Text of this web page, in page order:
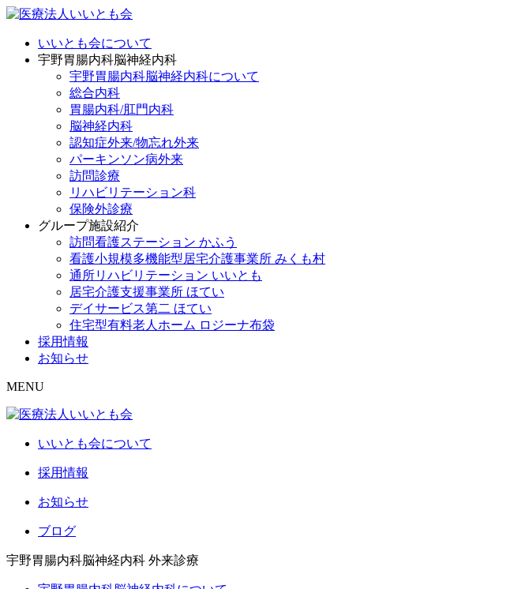
いいとも会について
宇野胃腸内科脳神経内科
宇野胃腸内科脳神経内科について
総合内科
胃腸内科/肛門内科
脳神経内科
認知症外来/物忘れ外来
パーキンソン病外来
訪問診療
リハビリテーション科
保険外診療
グループ施設紹介
訪問看護ステーション かふう
看護小規模多機能型居宅介護事業所 みくも村
通所リハビリテーション いいとも
居宅介護支援事業所 ほてい
デイサービス第二 ほてい
住宅型有料老人ホーム ロジーナ布袋
採用情報
お知らせ
MENU
いいとも会について
採用情報
お知らせ
ブログ
宇野胃腸内科脳神経内科 外来診療